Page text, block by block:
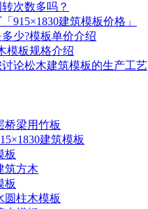
次数多吗？
915×1830建筑模板价格」
少?模板单价介绍
模板规格介绍
论松木建筑模板的生产工艺
桥梁用竹板
建筑模板
板
筑方木
板
圆柱木模板